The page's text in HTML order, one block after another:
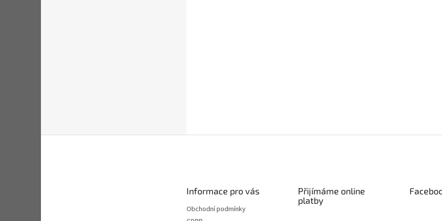
Informace pro vás
Obchodní podmínky
Přijímáme online
platby